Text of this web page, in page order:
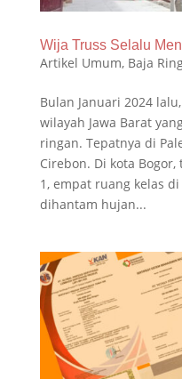
Wija Truss Selalu
Artikel Umum, Baja
Bulan Januari 2024
wilayah Jawa Barat
ringan. Tepatnya di
Cirebon. Di kota
1, empat ruang kelas
dihantam hujan...